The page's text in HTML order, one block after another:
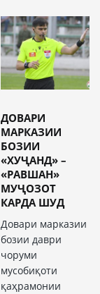
ДОВАРИ
МАРКАЗИИ
БОЗИИ
«ХУҶАНД» –
«РАВШАН»
МУҶОЗОТ
КАРДА ШУД
Довари марказии
бозии даври
чоруми
мусобиқоти
қаҳрамонии